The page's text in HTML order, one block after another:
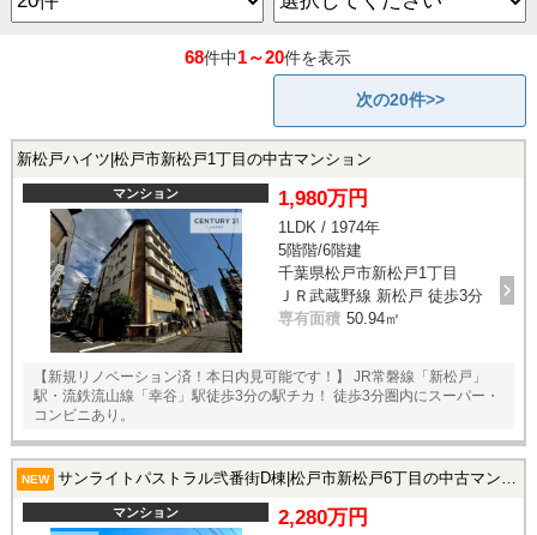
68件中1～20件を表示
次の20件>>
新松戸ハイツ|松戸市新松戸1丁目の中古マンション
マンション 1,980万円
1LDK / 1974年
5階階/6階建
千葉県松戸市新松戸1丁目
ＪＲ武蔵野線 新松戸 徒歩3分
専有面積 50.94㎡
【新規リノベーション済！本日内見可能です！】 JR常磐線「新松戸」
駅・流鉄流山線「幸谷」駅徒歩3分の駅チカ！ 徒歩3分圏内にスーパー・
コンビニあり。
NEW サンライトパストラル弐番街D棟|松戸市新松戸6丁目の中古マンション
マンション 2,280万円